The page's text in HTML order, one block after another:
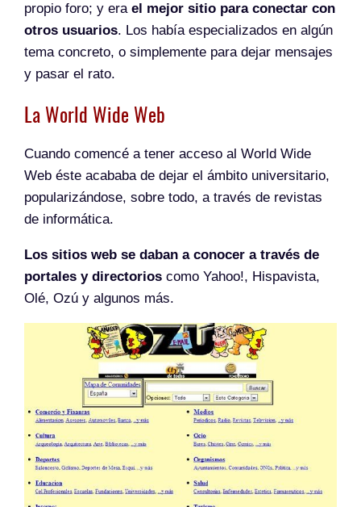
propio foro; y era el mejor sitio para conectar con
otros usuarios. Los había especializados en algún
tema concreto, o simplemente para dejar mensajes
y pasar el rato.
La World Wide Web
Cuando comencé a tener acceso al World Wide
Web éste acababa de dejar el ámbito universitario,
popularizándose, sobre todo, a través de revistas
de informática.
Los sitios web se daban a conocer a través de
portales y directorios como Yahoo!, Hispavista,
Olé, Ozú y algunos más.